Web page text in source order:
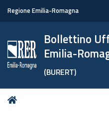
Regione Emilia-Romagna
Bollettino
Emilia-
(BURERT)
Tu